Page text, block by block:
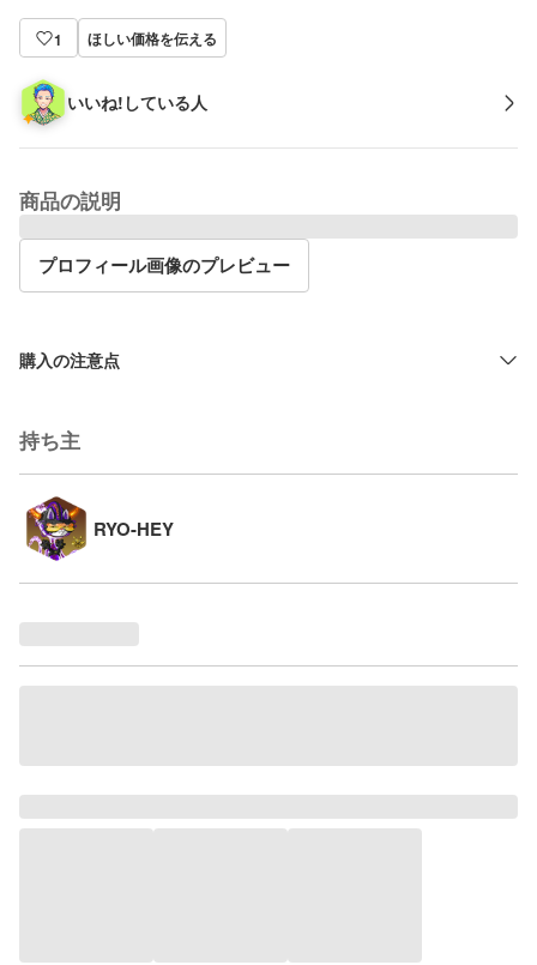
1 ほしい価格を伝える
いいね!している人
商品の説明
プロフィール画像のプレビュー
購入の注意点
持ち主
RYO-HEY